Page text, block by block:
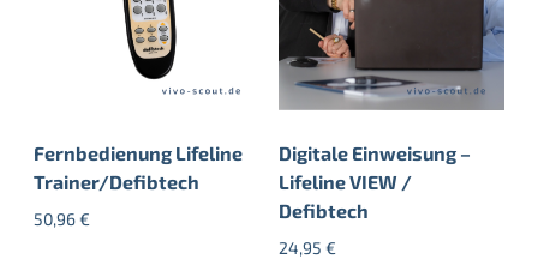
Fernbedienung Lifeline
Trainer/Defibtech
50,96€
Digitale Einweisung –
Lifeline VIEW /
Defibtech
24,95 €